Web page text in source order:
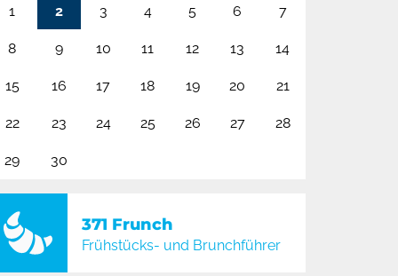
1 2 3 4 5 6 7
8 9 10 11 12 13 14
15 16 17 18 19 20 21
22 23 24 25 26 27 28
29 30
371 Frunch
Frühstücks- und Brunchführer